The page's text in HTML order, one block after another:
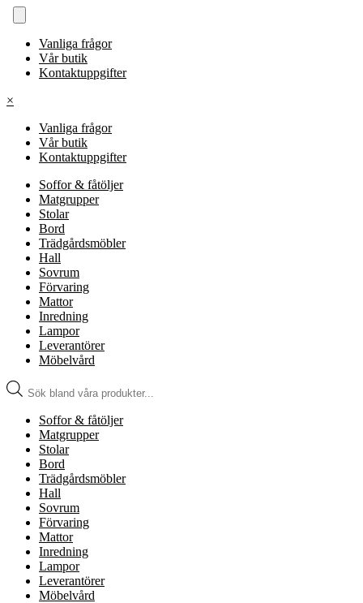
Vanliga frågor
Vår butik
Kontaktuppgifter
×
Vanliga frågor
Vår butik
Kontaktuppgifter
Soffor & fåtöljer
Matgrupper
Stolar
Bord
Trädgårdsmöbler
Hall
Sovrum
Förvaring
Mattor
Inredning
Lampor
Leverantörer
Möbelvård
Produktsökning
Soffor & fåtöljer
Matgrupper
Stolar
Bord
Trädgårdsmöbler
Hall
Sovrum
Förvaring
Mattor
Inredning
Lampor
Leverantörer
Möbelvård